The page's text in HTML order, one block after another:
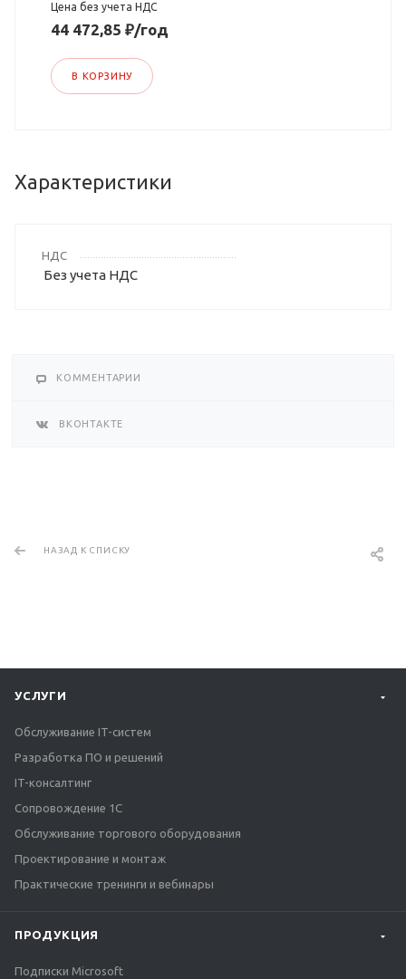
Цена без учета НДС
44 472,85 ₽/год
В КОРЗИНУ
Характеристики
НДС
Без учета НДС
КОММЕНТАРИИ
ВКОНТАКТЕ
НАЗАД К СПИСКУ
УСЛУГИ
Обслуживание IT-систем
Разработка ПО и решений
IT-консалтинг
Сопровождение 1С
Обслуживание торгового оборудования
Проектирование и монтаж
Практические тренинги и вебинары
ПРОДУКЦИЯ
Подписки Microsoft